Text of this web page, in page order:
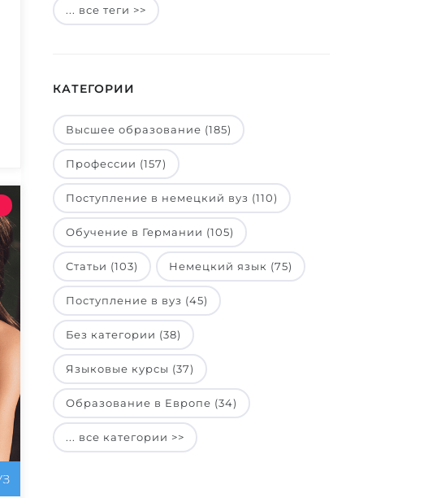
... все теги >>
КАТЕГОРИИ
Высшее образование (185)
Профессии (157)
Поступление в немецкий вуз (110)
Обучение в Германии (105)
Статьи (103) Немецкий язык (75)
Поступление в вуз (45)
Без категории (38)
Языковые курсы (37)
Образование в Европе (34)
... все категории >>